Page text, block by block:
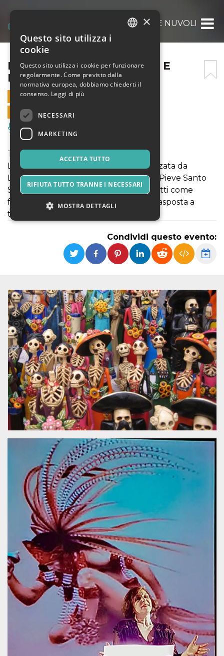
METAMORFOSI – MESSICO E NUVOLE_14
METAMORFOSI – MESSICO E
NUVOLE_14 APRILE
14 APRILE 2024 - 17:30
VENDITE ONLINE TERMINATE
Musica, Eventi Live, Club
Terza stagione di METAMORFOSI - LA
LETTERATURA SI FA TEATRO organizzata da
Laboratori Permanenti e il Comune di Pieve Santo
Stefano. Gli spettacoli offerti hanno tutti come
fulcro le grandi storie, la letteratura trasposta a
teatro.
Condividi questo evento:
×
Questo sito utilizza i
cookie
Questo sito utilizza i cookie per funzionare
regolarmente. Come previsto dalla
normativa europea, dobbiamo chiederti il
consenso. Leggi di più
NECESSARI
MARKETING
ACCETTA TUTTO
RIFIUTA TUTTO TRANNE I NECESSARI
MOSTRA DETTAGLI
Necessari Marketing
I cookie strettamente necessari o tecnici sono
Nome
Provider /
Dominio
Scadenza Descrizione
cf_clearance
Cloudflare,
Inc.
.oooh.events
1 anno
Clearance
Cookie from
CloudFlare
stores the proof
of challenge
passed. It is
used to no
longer issue a
captcha or
jschallenge
challenge if
present. It is
required to
reach origin
server.
Inc.
.oooh.events
Wordpress,
cookie.
PHPSESSID
PHP.net
oooh.events
Sessione
Cookie
basate sul
mantenere le
variabili di
sessione utente.
specifico per il
sito, ma un
buon esempio è
mantenere uno
stato di accesso
per un utente
tra le pagine.